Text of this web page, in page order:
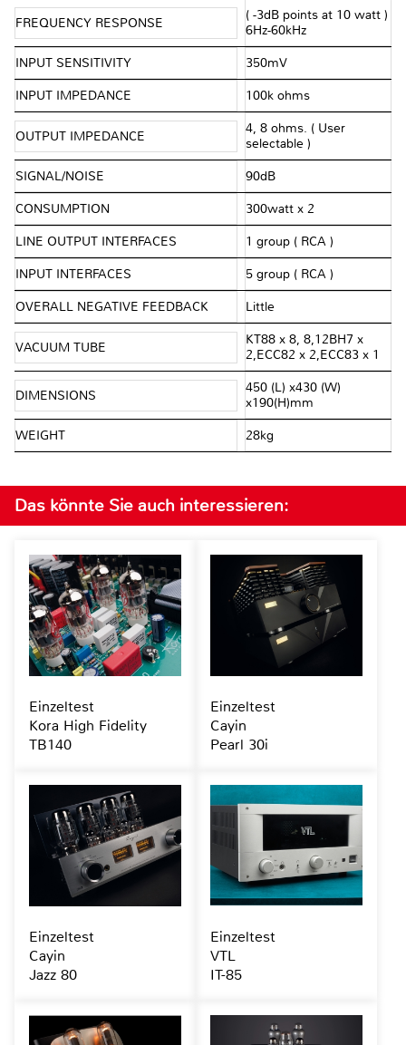
FREQUENCY RESPONSE
( -3dB points at 10 watt )
6Hz-60kHz
INPUT SENSITIVITY 350mV
INPUT IMPEDANCE 100k ohms
OUTPUT IMPEDANCE
4, 8 ohms. ( User
selectable )
SIGNAL/NOISE 90dB
CONSUMPTION 300watt x 2
LINE OUTPUT INTERFACES 1 group ( RCA )
INPUT INTERFACES 5 group ( RCA )
OVERALL NEGATIVE FEEDBACK Little
VACUUM TUBE
KT88 x 8, 8,12BH7 x
2,ECC82 x 2,ECC83 x 1
DIMENSIONS
450 (L) x430 (W)
x190(H)mm
WEIGHT 28kg
Das könnte Sie auch interessieren:
Einzeltest
Kora High Fidelity
TB140
Einzeltest
Cayin
Pearl 30i
Einzeltest
Cayin
Jazz 80
Einzeltest
VTL
IT-85